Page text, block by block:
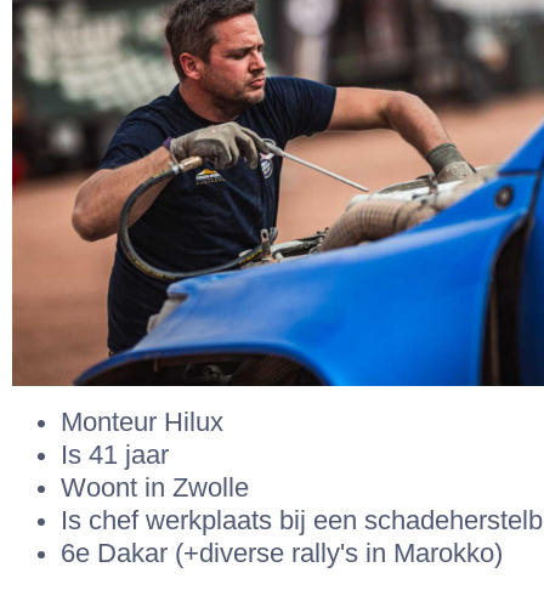
Monteur Hilux
Is 41 jaar
Woont in Zwolle
Is chef werkplaats bij een
6e Dakar (+diverse rally's in Marokko)